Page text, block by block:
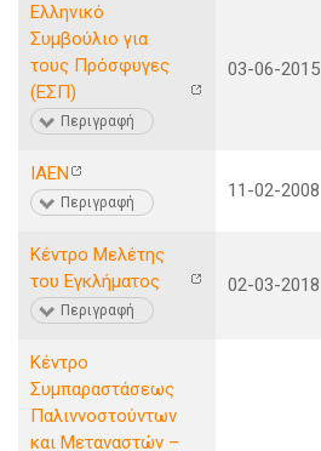
Ελληνικό
Συμβούλιο για
τους Πρόσφυγες
(ΕΣΠ)
Περιγραφή
03-06-2015
ΙΑΕΝ
Περιγραφή
11-02-2008
Κέντρο Μελέτης
του Εγκλήματος
Περιγραφή
02-03-2018
Κέντρο
Συμπαραστάσεως
Παλιννοστούντων
και Μεταναστών –